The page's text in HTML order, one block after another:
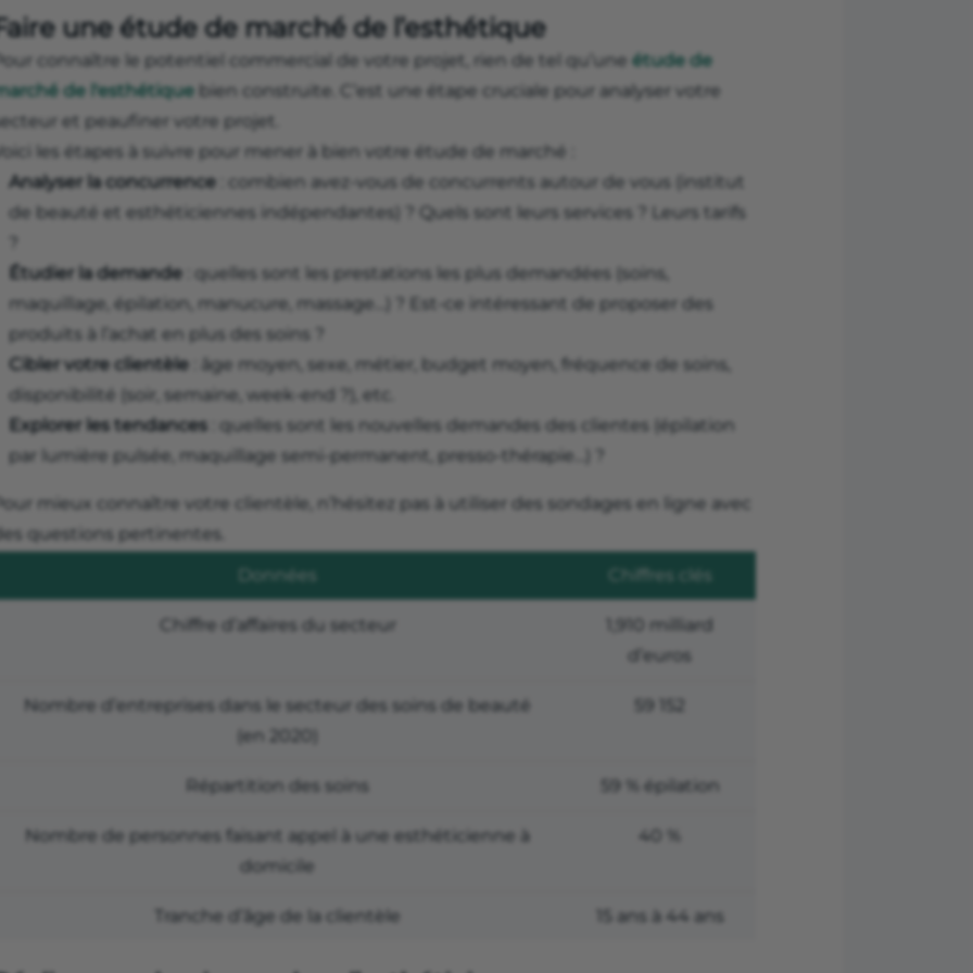
une étude de marché de l’esthétique
connaître le potentiel commercial de votre projet, rien de tel qu’une étude de
de l'esthétique bien construite. C’est une étape cruciale pour analyser votre
et peaufiner votre projet.
les étapes à suivre pour mener à bien votre étude de marché :
Analyser la concurrence : combien avez-vous de concurrents autour de vous (institut
de beauté et esthéticiennes indépendantes) ? Quels sont leurs services ? Leurs tarifs
Étudier la demande : quelles sont les prestations les plus demandées (soins,
maquillage, épilation, manucure, massage…) ? Est-ce intéressant de proposer des
produits à l’achat en plus des soins ?
Cibler votre clientèle : âge moyen, sexe, métier, budget moyen, fréquence de soins,
disponibilité (soir, semaine, week-end ?), etc.
Explorer les tendances
: quelles sont les nouvelles demandes des clientes (épilation
par lumière pulsée, maquillage semi-permanent, presso-thérapie…) ?
mieux connaître votre clientèle, n’hésitez pas à utiliser des sondages en ligne avec
questions pertinentes.
Données
Chiffres clés
Chiffre d’affaires du secteur
1,910 milliard
d’euros
Nombre d’entreprises dans le secteur des soins de beauté
(en 2020)
59 152
Répartition des soins 59 % épilation
Nombre de personnes faisant appel à une esthéticienne à
domicile
40 %
Tranche d’âge de la clientèle 15 ans à 44 ans